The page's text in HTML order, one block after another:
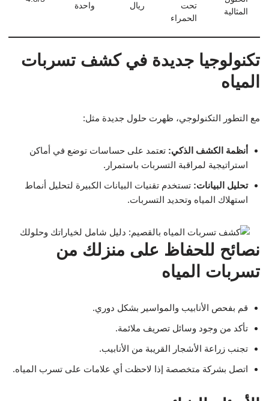
المثالية
تحت
الحمراء
ريال واحدة
تكنولوجيا جديدة في كشف تسربات
المياه
مع التطور التكنولوجي، ظهرت حلول جديدة مثل:
أنظمة الكشف الذكي: تعتمد على حساسات توضع في أماكن
استراتيجية لمراقبة التسربات باستمرار.
تحليل البيانات: تستخدم تقنيات البيانات الكبيرة لتحليل أنماط
استهلاك المياه وتحديد التسربات.
نصائح للحفاظ على منزلك من
تسربات المياه
قم بفحص الأنابيب والمواسير بشكل دوري.
تأكد من وجود وسائل تصريف ملائمة.
تجنب زراعة الأشجار القريبة من الأنابيب.
اتصل بشركة متخصصة إذا لاحظت أي علامات على تسرب المياه.